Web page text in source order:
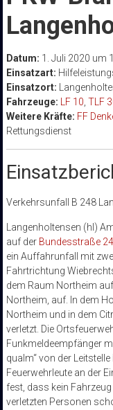
Datum: 1. Juli 2020 um
Einsatzart:
Einsatzort:
Fahrzeuge:
LF 10 TLF
Weitere Kräfte: FF
Rettungsdienst
Verkehrsunfall B 248
Langenholtensen (hl)
auf der Bundesstraße
ein Auffahrunfall mit
Fahrtrichtung
dem Raum Northeim
Northeim, auf. In dem
Northeim und in dem
verletzt. Die
Funkmeldeempfänger
qualm“ von der
Feuerwehrleute an der
fest, dass kein
verletzten Personen